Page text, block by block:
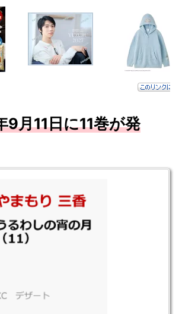
9月11日に11巻が発